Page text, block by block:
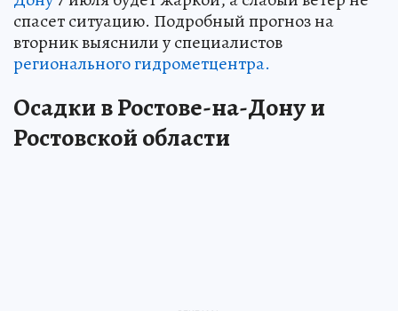
спасет ситуацию. Подробный прогноз на
вторник выяснили у специалистов
регионального гидрометцентра.
Осадки в Ростове-на-Дону и
Ростовской области